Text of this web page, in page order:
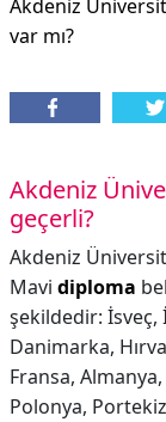
Akdeniz
var mı?
Akdeniz
geçerli?
Akdeniz
Mavi diploma
şekildedir: İsveç,
Danimarka,
Fransa,
Polonya,